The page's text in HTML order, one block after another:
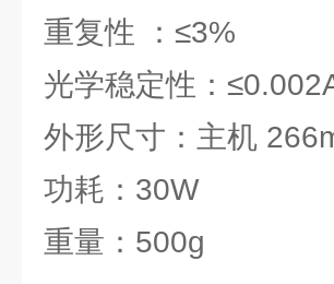
重复性 ：≤3%
光学稳定性：
外形尺寸：主机
功耗：30W
重量：500g